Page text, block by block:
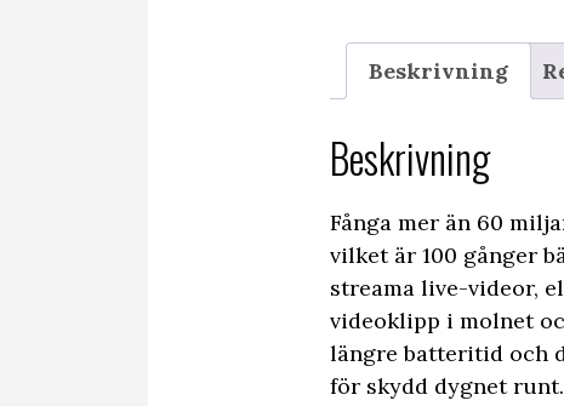
Beskrivning
Beskrivning
Fånga mer än 60
vilket är 100 gånger
streama live-videor,
videoklipp i molnet
längre batteritid och
för skydd dygnet